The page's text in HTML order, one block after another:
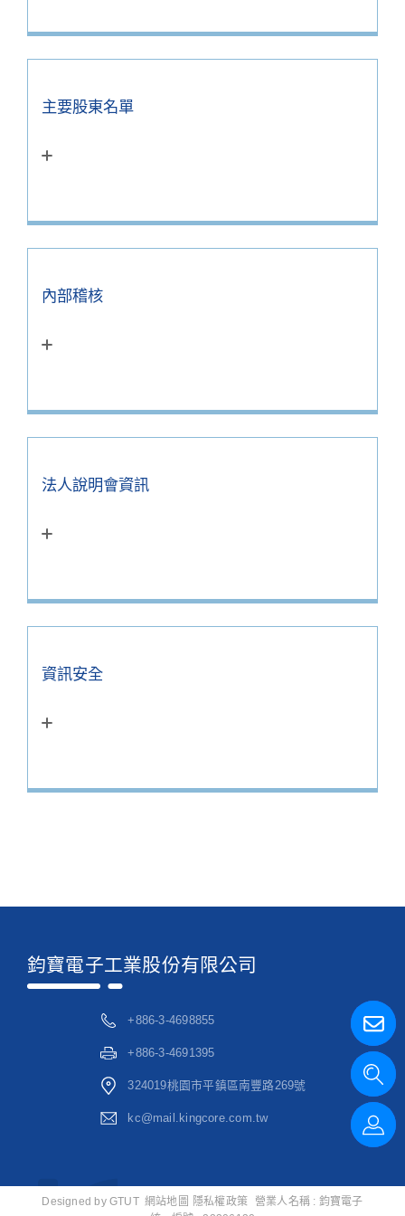
主要股東名單
內部稽核
法人說明會資訊
資訊安全
鈞寶電子工業股份有限公司
+886-3-4698855
+886-3-4691395
324019桃園市平鎮區南豐路269號
kc@mail.kingcore.com.tw
Designed byGTUT 網站地圖 隱私權政策
營業人名稱 : 鈞寶電子